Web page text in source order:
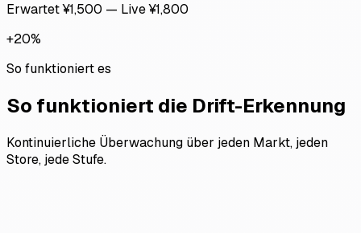
Erwartet ¥1,500 — Live ¥1,800
+20%
So funktioniert es
So funktioniert die Drift-Erkennung
Kontinuierliche Überwachung über jeden Markt, jeden
Store, jede Stufe.